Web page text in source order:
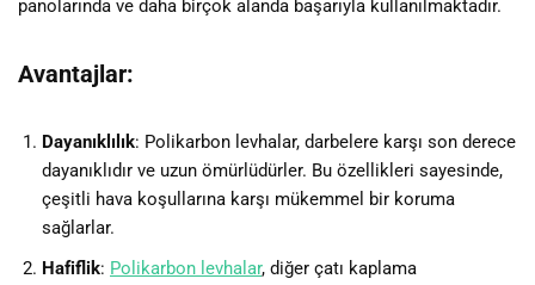
panolarında ve daha birçok alanda başarıyla kullanılmaktadır.
Avantajlar:
Dayanıklılık: Polikarbon levhalar, darbelere karşı son derece
dayanıklıdır ve uzun ömürlüdürler. Bu özellikleri sayesinde,
çeşitli hava koşullarına karşı mükemmel bir koruma
sağlarlar.
Hafiflik: Polikarbon levhalar, diğer çatı kaplama